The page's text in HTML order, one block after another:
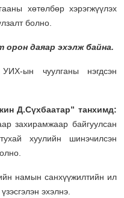
хөтөлбөр хэрэгжүүлэх
болно.
даяар эхэлж байна.
УИХ-ын чуулганы нэгдсэн
Д.Сүхбаатар” танхимд:
захирамжаар байгуулсан
хуулийн шинэчилсэн
намын санхүүжилтийн ил
эхэлнэ.